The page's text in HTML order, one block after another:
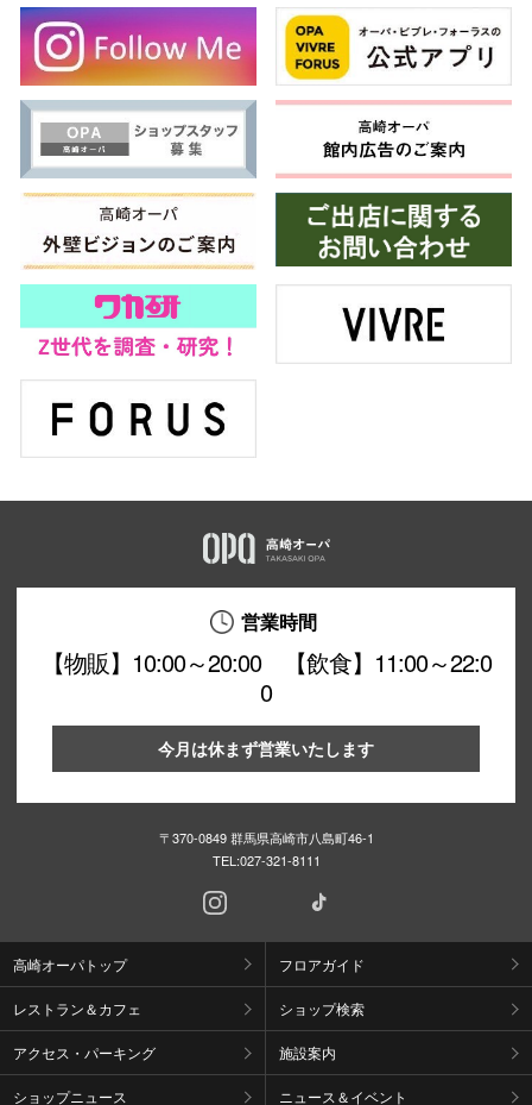
営業時間
【物販】10:00～20:00 【飲食】11:00～22:0
0
今月は休まず営業いたします
〒370-0849 群馬県高崎市八島町46-1
TEL:027-321-8111
高崎オーパトップ フロアガイド
レストラン＆カフェ ショップ検索
アクセス・パーキング 施設案内
ショップニュース ニュース＆イベント